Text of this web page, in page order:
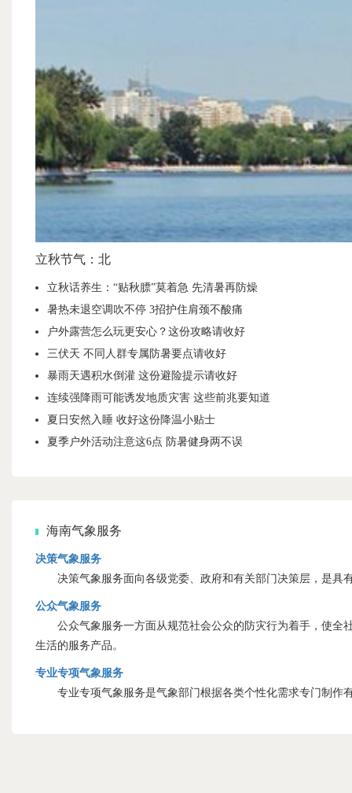
立秋节气：北
立秋话养生：“贴秋膘”莫着急 先清暑再防燥
暑热未退空调吹不停 3招护住肩颈不酸痛
户外露营怎么玩更安心？这份攻略请收好
三伏天 不同人群专属防暑要点请收好
暴雨天遇积水倒灌 这份避险提示请收好
连续强降雨可能诱发地质灾害 这些前兆要知道
夏日安然入睡 收好这份降温小贴士
夏季户外活动注意这6点 防暑健身两不误
海南气象服务
决策气象服务
决策气象服务面向各级党委、政府和有关部门决策层，是具
公众气象服务
公众气象服务一方面从规范社会公众的防灾行为着手，使全
生活的服务产品。
专业专项气象服务
专业专项气象服务是气象部门根据各类个性化需求专门制作